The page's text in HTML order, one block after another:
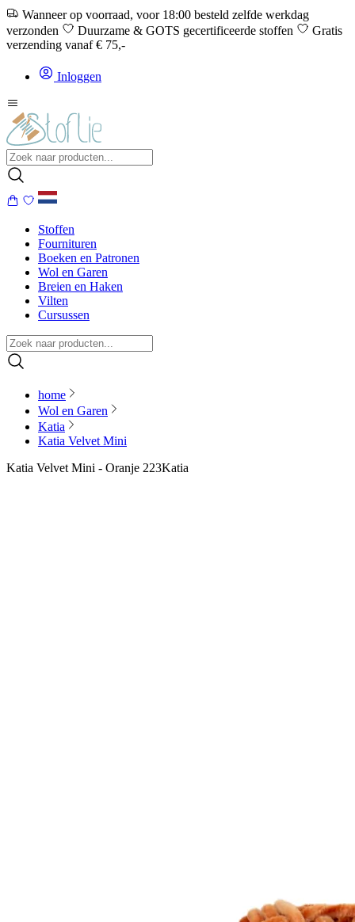
Wanneer op voorraad, voor 18:00 besteld zelfde werkdag
verzonden
Duurzame & GOTS gecertificeerde stoffen
Gratis
verzending vanaf € 75,-
Inloggen
Stoffen
Fournituren
Boeken en Patronen
Wol en Garen
Breien en Haken
Vilten
Cursussen
home
Wol en Garen
Katia
Katia Velvet Mini
Katia Velvet Mini - Oranje 223Katia